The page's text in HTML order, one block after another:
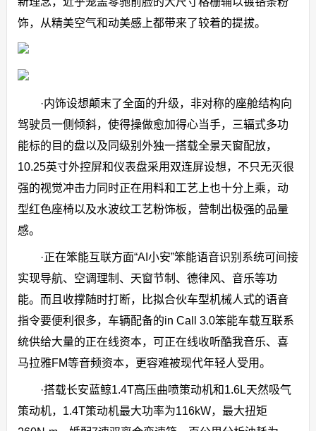
饰，从精美空气和动美感上都带来了较着的提拔。
·内饰设想颠末了全面的升级，非对称的座舱结构向
驾驶员一侧倾斜，使得操做愈加得心当手，三辐式多功
能标的目的盘以及同级别外独一搭载全景天窗配放，
10.25英寸外控屏和仪表盘采用双连屏设想，不只无灭很
强的视觉冲击力同时正在用料和工艺上也十分上乘，动
型红色座椅以及水波纹工艺粉饰板，营制出极强的品量
感。
·正在笨能互联方面“AI小安”笨能语音识别系统可间接
实现导航、空调理制、天窗节制、德律风、音乐等功
能。而且收撑随时打断，比拟合伙车型机械人式的语音
指令要便利很多，车辆配备的in Call 3.0笨能车载互联系
统供给大量的正在线资本，可正在线收听酷我音乐、喜
马拉雅FM等音频资本，更容难被现代年轻人受用。
·搭载长安蓝鲸1.4T高压曲喷策动机和1.6L天然吸气
策动机，1.4T策动机最大功率为116kW，最大扭矩